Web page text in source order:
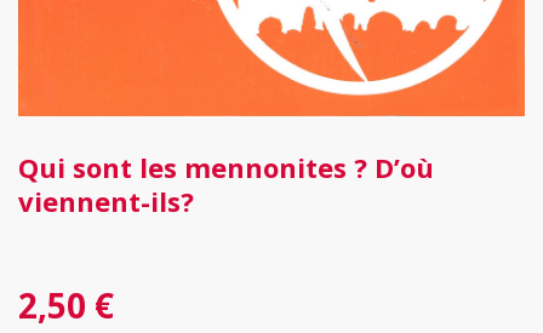
Qui sont les mennonites ? D’où
viennent-ils?
2,50 €